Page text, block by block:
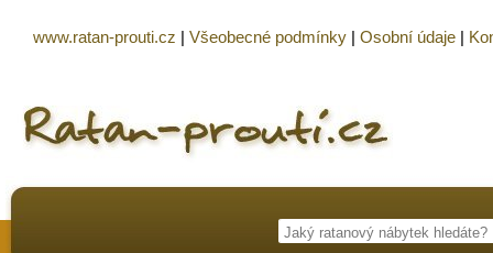
www.ratan-prouti.cz | Všeobecné podmínky | Osobní údaje |